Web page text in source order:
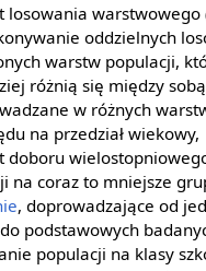
losowania
oddzielnych
warstw populacji,
różnią się między
w różnych
na przedział wiekowy,
doboru
na coraz to mniejsze
, doprowadzające od
podstawowych
populacji na klasy